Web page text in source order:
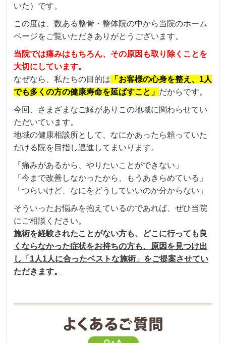
いた）です。
この度は、数ある整骨・整体院の中から当院のホーム
ページをご覧いただきありがとうございます。
当院では痛みはもちろん、その原因も取り除くことを
大切にしています。
なぜなら、私たちの目的は 「お客様の心身を整え、1人
でも多くの方の健康寿命を延ばすこと」 だからです。
今回、さまざまなご縁がありこの地域に関わらせてい
ただいています。
地域の健康相談所として、なにかあったら頼っていた
だける院を目指し邁進してまいります。
「痛みがあるから、やりたいことができない」
「今まで改善しなかったから、もうあきらめている」
「つらいけど、なにをどうしていいのか分からない」
そういったお悩みを抱えているのであれば、ぜひ当院
にご相談ください。
施術を経験されたことがない方も、どこに行っても良
くならなかった症状をお持ちの方も、 原因を見つけ出
し「1人1人に合ったベストな施術」をご提案させてい
ただきます。